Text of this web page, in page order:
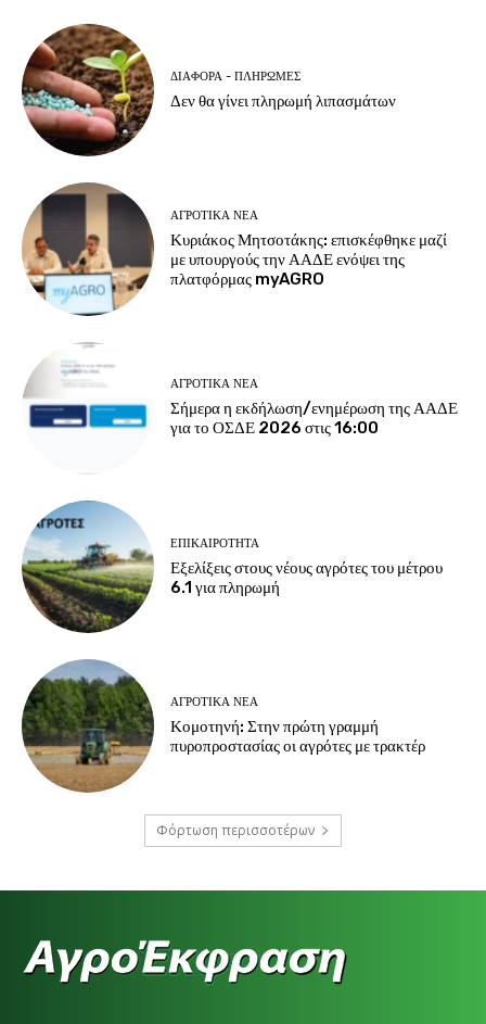
ΔΙΆΦΟΡΑ - ΠΛΗΡΩΜΈΣ
Δεν θα γίνει πληρωμή λιπασμάτων
ΑΓΡΟΤΙΚΆ ΝΈΑ
Κυριάκος Μητσοτάκης: επισκέφθηκε μαζί
με υπουργούς την ΑΑΔΕ ενόψει της
πλατφόρμας myAGRO
ΑΓΡΟΤΙΚΆ ΝΈΑ
Σήμερα η εκδήλωση/ενημέρωση της ΑΑΔΕ
για το ΟΣΔΕ 2026 στις 16:00
ΕΠΙΚΑΙΡΌΤΗΤΑ
Εξελίξεις στους νέους αγρότες του μέτρου
6.1 για πληρωμή
ΑΓΡΟΤΙΚΆ ΝΈΑ
Κομοτηνή: Στην πρώτη γραμμή
πυροπροστασίας οι αγρότες με τρακτέρ
Φόρτωση περισσοτέρων